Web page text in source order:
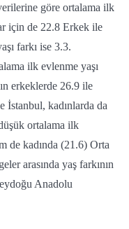
göre ortalama ilk
için de 22.8 Erkek ile
farkı ise 3.3.
ilk evlenme yaşı
erkeklerde 26.9 ile
kadınlarda da
ortalama ilk
de kadında (21.6) Orta
arasında yaş farkının
Anadolu